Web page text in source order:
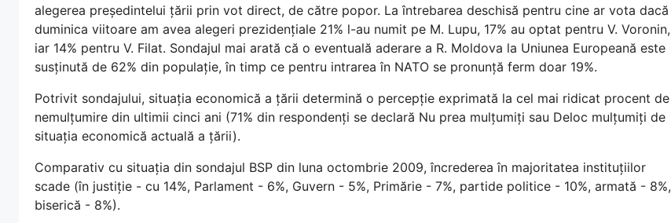
alegerea președintelui țării prin vot direct, de către popor. La întrebarea deschisă pentru cine ar vota dacă
duminica viitoare am avea alegeri prezidențiale 21% l-au numit pe M. Lupu, 17% au optat pentru V. Voronin,
iar 14% pentru V. Filat. Sondajul mai arată că o eventuală aderare a R. Moldova la Uniunea Europeană este
susținută de 62% din populație, în timp ce pentru intrarea în NATO se pronunță ferm doar 19%.
Potrivit sondajului, situația economică a țării determină o percepție exprimată la cel mai ridicat procent de
nemulțumire din ultimii cinci ani (71% din respondenți se declară Nu prea mulțumiți sau Deloc mulțumiți de
situația economică actuală a țării).
Comparativ cu situația din sondajul BSP din luna octombrie 2009, încrederea în majoritatea instituțiilor
scade (în justiție - cu 14%, Parlament - 6%, Guvern - 5%, Primărie - 7%, partide politice - 10%, armată - 8%,
biserică - 8%).